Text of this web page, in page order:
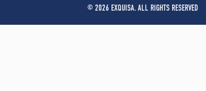
© 2026 EXQUISA. ALL RIGHTS RESERVED